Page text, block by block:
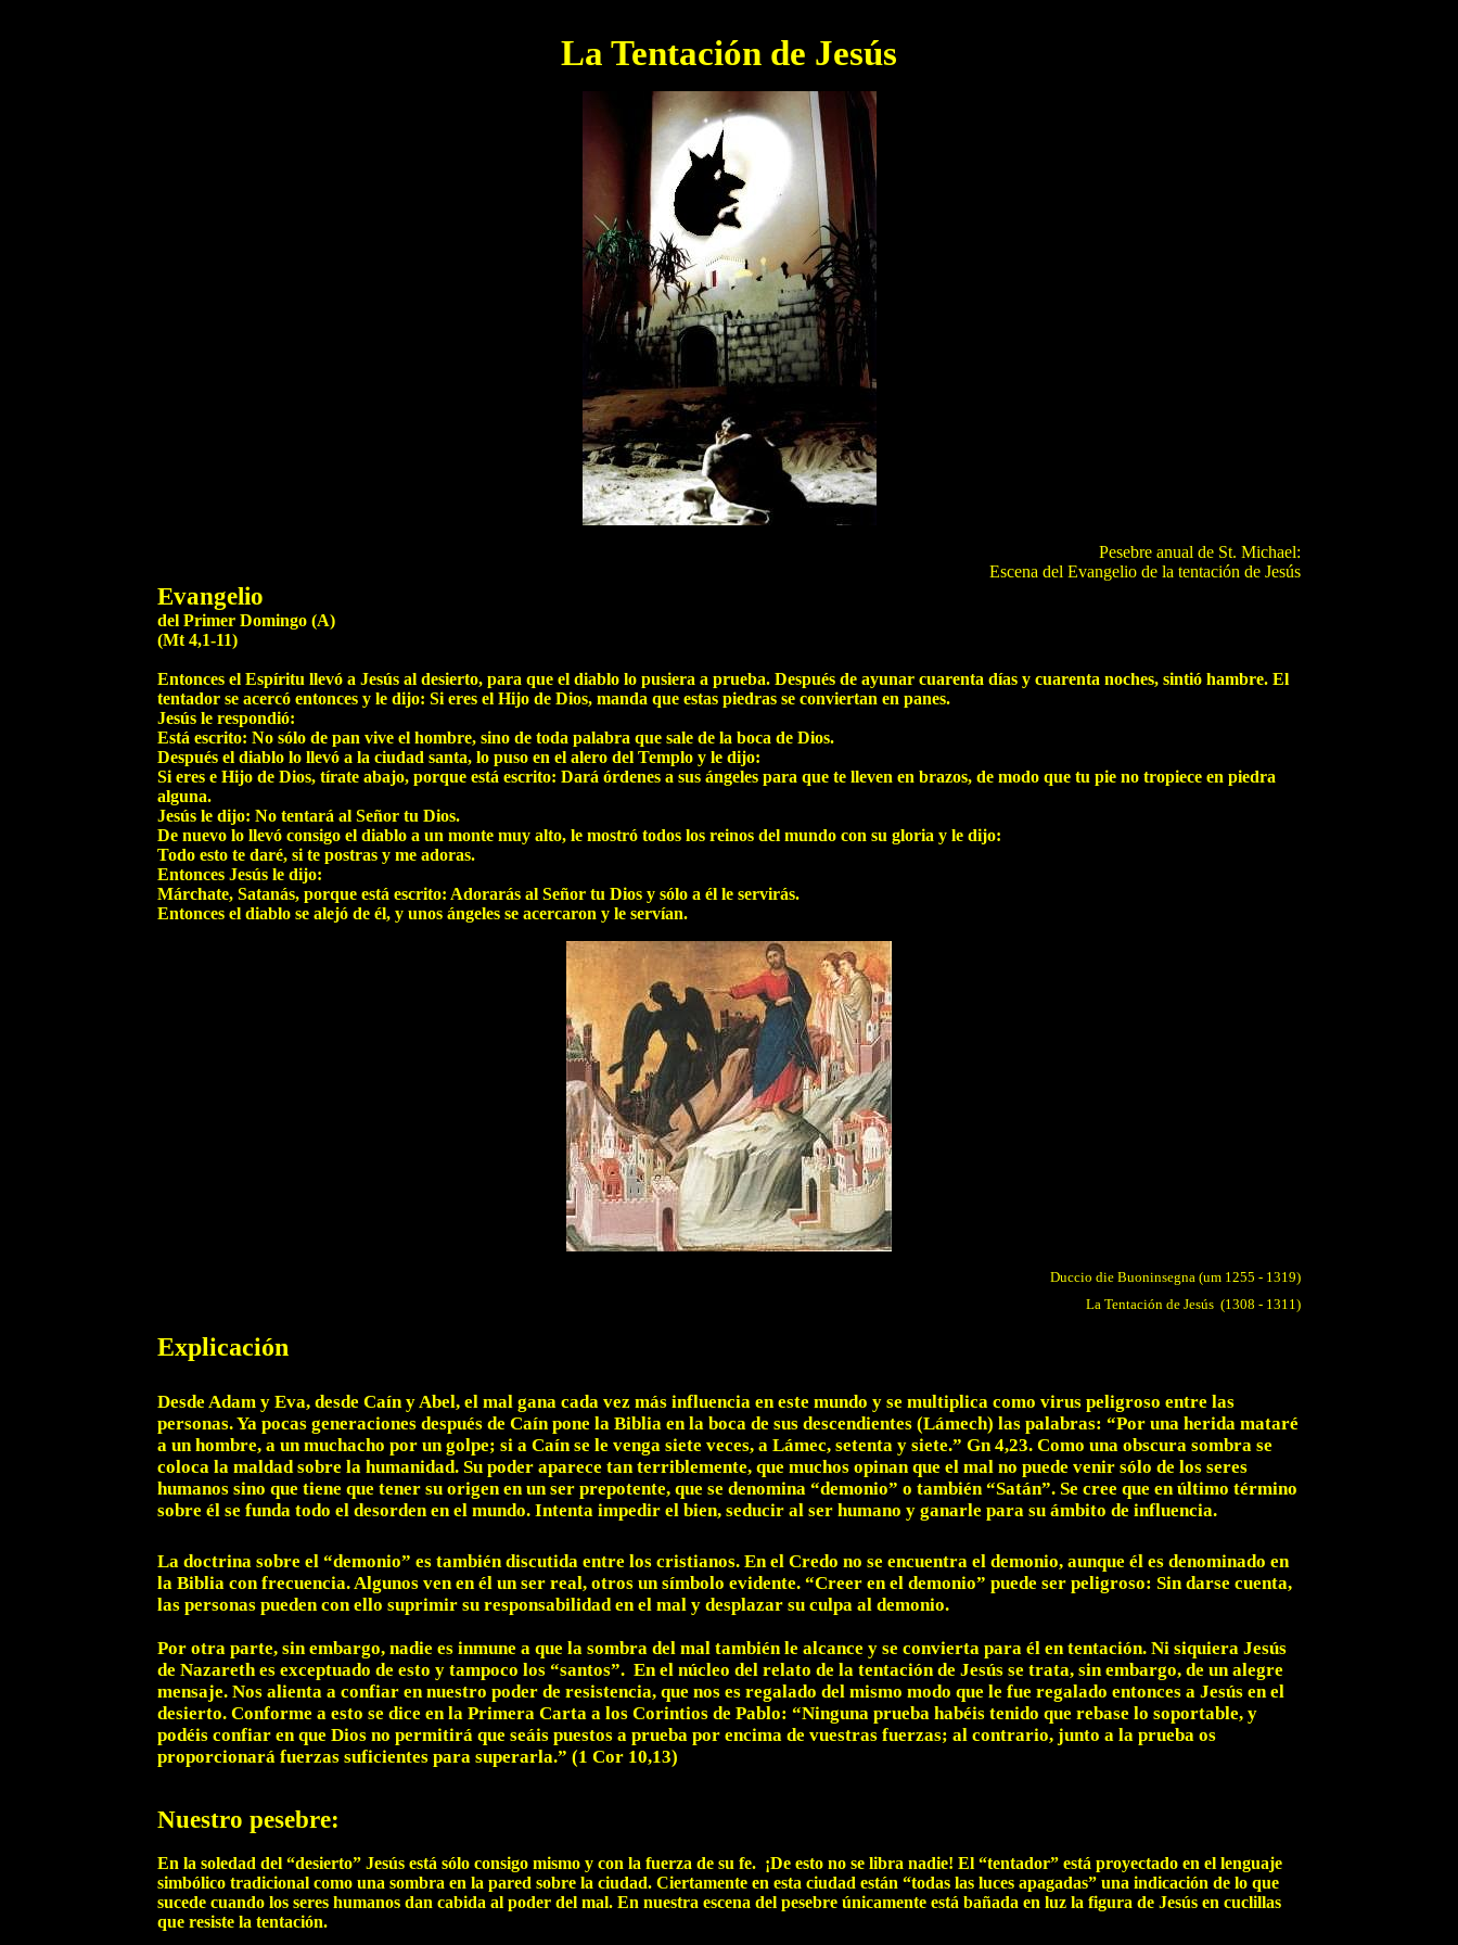
La Tentación de Jesús
Pesebre anual de St. Michael:
Escena del Evangelio de la tentación de Jesús
Evangelio
del Primer Domingo (A)
(Mt 4,1-11)
Entonces el Espíritu llevó a Jesús al desierto, para que el diablo lo pusiera a prueba. Después de ayunar cuarenta días y cuarenta noches, sintió hambre. El
tentador se acercó entonces y le dijo: Si eres el Hijo de Dios, manda que estas piedras se conviertan en panes.
Jesús le respondió:
Está escrito: No sólo de pan vive el hombre, sino de toda palabra que sale de la boca de Dios.
Después el diablo lo llevó a la ciudad santa, lo puso en el alero del Templo y le dijo:
Si eres e Hijo de Dios, tírate abajo, porque está escrito: Dará órdenes a sus ángeles para que te lleven en brazos, de modo que tu pie no tropiece en piedra
alguna.
Jesús le dijo: No tentará al Señor tu Dios.
De nuevo lo llevó consigo el diablo a un monte muy alto, le mostró todos los reinos del mundo con su gloria y le dijo:
Todo esto te daré, si te postras y me adoras.
Entonces Jesús le dijo:
Márchate, Satanás, porque está escrito: Adorarás al Señor tu Dios y sólo a él le servirás.
Entonces el diablo se alejó de él, y unos ángeles se acercaron y le servían.
Duccio die Buoninsegna (um 1255 - 1319)
La Tentación de Jesús (1308 - 1311)
Explicación
Desde Adam y Eva, desde Caín y Abel, el mal gana cada vez más influencia en este mundo y se multiplica como virus peligroso entre las
personas. Ya pocas generaciones después de Caín pone la Biblia en la boca de sus descendientes (Lámech) las palabras: “Por una herida mataré
a un hombre, a un muchacho por un golpe; si a Caín se le venga siete veces, a Lámec, setenta y siete.” Gn 4,23. Como una obscura sombra se
coloca la maldad sobre la humanidad. Su poder aparece tan terriblemente, que muchos opinan que el mal no puede venir sólo de los seres
humanos sino que tiene que tener su origen en un ser prepotente, que se denomina “demonio” o también “Satán”. Se cree que en último término
sobre él se funda todo el desorden en el mundo. Intenta impedir el bien, seducir al ser humano y ganarle para su ámbito de influencia.
La doctrina sobre el “demonio” es también discutida entre los cristianos. En el Credo no se encuentra el demonio, aunque él es denominado en
la Biblia con frecuencia. Algunos ven en él un ser real, otros un símbolo evidente. “Creer en el demonio” puede ser peligroso: Sin darse cuenta,
las personas pueden con ello suprimir su responsabilidad en el mal y desplazar su culpa al demonio.
Por otra parte, sin embargo, nadie es inmune a que la sombra del mal también le alcance y se convierta para él en tentación. Ni siquiera Jesús
de Nazareth es exceptuado de esto y tampoco los “santos”. En el núcleo del relato de la tentación de Jesús se trata, sin embargo, de un alegre
mensaje. Nos alienta a confiar en nuestro poder de resistencia, que nos es regalado del mismo modo que le fue regalado entonces a Jesús en el
desierto. Conforme a esto se dice en la Primera Carta a los Corintios de Pablo: “Ninguna prueba habéis tenido que rebase lo soportable, y
podéis confiar en que Dios no permitirá que seáis puestos a prueba por encima de vuestras fuerzas; al contrario, junto a la prueba os
proporcionará fuerzas suficientes para superarla.” (1 Cor 10,13)
Nuestro pesebre:
En la soledad del “desierto” Jesús está sólo consigo mismo y con la fuerza de su fe. ¡De esto no se libra nadie! El “tentador” está proyectado en el lenguaje
simbólico tradicional como una sombra en la pared sobre la ciudad. Ciertamente en esta ciudad están “todas las luces apagadas” una indicación de lo que
sucede cuando los seres humanos dan cabida al poder del mal. En nuestra escena del pesebre únicamente está bañada en luz la figura de Jesús en cuclillas
que resiste la tentación.